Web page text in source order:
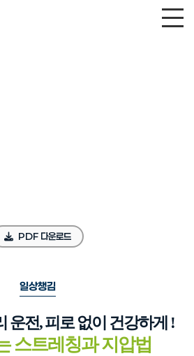
PDF 다운로드
일상챙김
운전, 피로 없이 건강하게 !
스트레칭과 지압법